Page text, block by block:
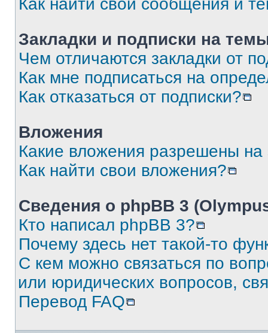
Как найти свои сообщения и
Закладки и подписки на
Чем отличаются закладки от
Как мне подписаться на
Как отказаться от подписки?
Вложения
Какие вложения разрешены
Как найти свои вложения?
Сведения о phpBB 3
Кто написал phpBB 3?
Почему здесь нет такой-то
С кем можно связаться по
или юридических вопросов,
Перевод FAQ